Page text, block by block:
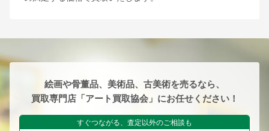
絵画や骨董品、美術品、古美術を売るなら、
買取専門店「アート買取協会」にお任せください！
すぐつながる、査定以外のご相談も